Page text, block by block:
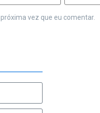
vez que eu comentar.